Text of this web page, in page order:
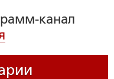
канал